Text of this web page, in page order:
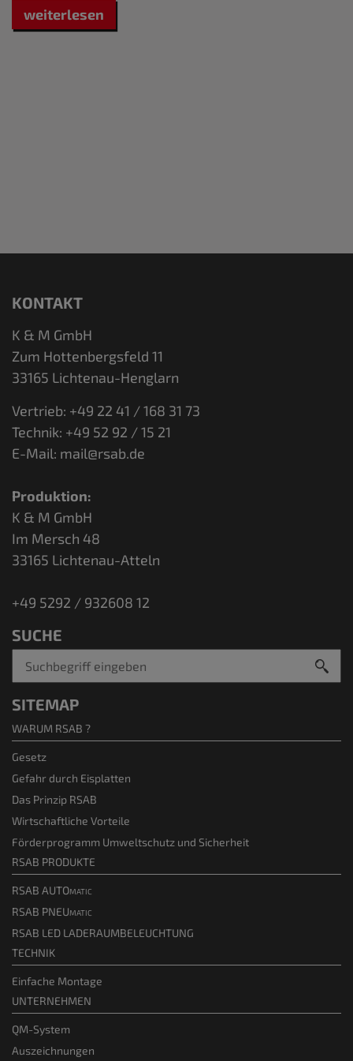
weiterlesen
KONTAKT
K & M GmbH
Zum Hottenbergsfeld 11
33165 Lichtenau-Henglarn
Vertrieb: +49 22 41 / 168 31 73
Technik: +49 52 92 / 15 21
E-Mail: mail@rsab.de
Produktion:
K & M GmbH
Im Mersch 48
33165 Lichtenau-Atteln
+49 5292 / 932608 12
SUCHE
SITEMAP
WARUM RSAB ?
Gesetz
Gefahr durch Eisplatten
Das Prinzip RSAB
Wirtschaftliche Vorteile
Förderprogramm Umweltschutz und Sicherheit
RSAB PRODUKTE
RSAB AUTOmatic
RSAB PNEUmatic
RSAB LED LADERAUMBELEUCHTUNG
TECHNIK
Einfache Montage
UNTERNEHMEN
QM-System
Auszeichnungen